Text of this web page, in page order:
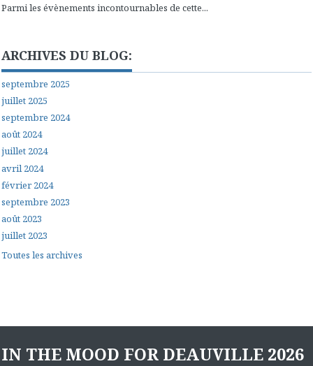
Parmi les évènements incontournables de cette...
ARCHIVES DU BLOG:
septembre 2025
juillet 2025
septembre 2024
août 2024
juillet 2024
avril 2024
février 2024
septembre 2023
août 2023
juillet 2023
Toutes les archives
IN THE MOOD FOR DEAUVILLE 2026